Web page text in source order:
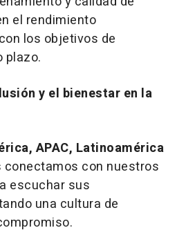
el rendimiento
los objetivos de
plazo.
y el bienestar en la
APAC, Latinoamérica
conectamos con nuestros
escuchar sus
una cultura de